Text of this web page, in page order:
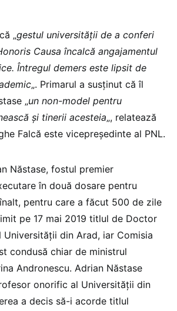
„gestul universității de a conferi
Causa încalcă angajamentul
Întregul demers este lipsit de
„. Primarul a susținut că îl
„un non-model pentru
şi tinerii acesteia„, relatează
Falcă este vicepreședinte al PNL.
Năstase, fostul premier
în două dosare pentru
pentru care a făcut 500 de zile
pe 17 mai 2019 titlul de Doctor
Universității din Arad, iar Comisia
condusă chiar de ministrul
Andronescu. Adrian Năstase
onorific al Universităţii din
a decis să-i acorde titlul